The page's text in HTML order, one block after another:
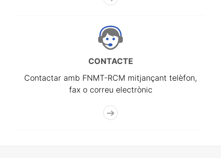
CONTACTE
Contactar amb FNMT-RCM mitjançant telèfon,
fax o correu electrònic